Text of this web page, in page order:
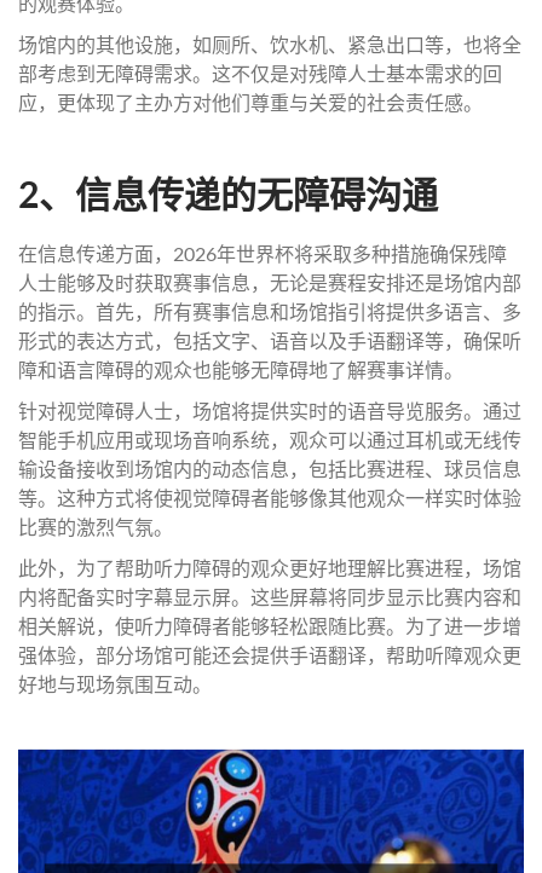
场馆内的其他设施，如厕所、饮水机、紧急出口等，也将全
部考虑到无障碍需求。这不仅是对残障人士基本需求的回
应，更体现了主办方对他们尊重与关爱的社会责任感。
2、信息传递的无障碍沟通
在信息传递方面，2026年世界杯将采取多种措施确保残障
人士能够及时获取赛事信息，无论是赛程安排还是场馆内部
的指示。首先，所有赛事信息和场馆指引将提供多语言、多
形式的表达方式，包括文字、语音以及手语翻译等，确保听
障和语言障碍的观众也能够无障碍地了解赛事详情。
针对视觉障碍人士，场馆将提供实时的语音导览服务。通过
智能手机应用或现场音响系统，观众可以通过耳机或无线传
输设备接收到场馆内的动态信息，包括比赛进程、球员信息
等。这种方式将使视觉障碍者能够像其他观众一样实时体验
比赛的激烈气氛。
此外，为了帮助听力障碍的观众更好地理解比赛进程，场馆
内将配备实时字幕显示屏。这些屏幕将同步显示比赛内容和
相关解说，使听力障碍者能够轻松跟随比赛。为了进一步增
强体验，部分场馆可能还会提供手语翻译，帮助听障观众更
好地与现场氛围互动。